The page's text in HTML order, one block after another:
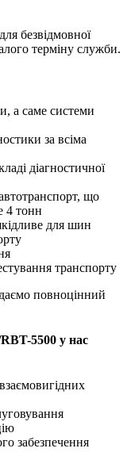
безвідмовної
терміну служби.
а саме системи
за всіма
діагностичної
що
4 тонн
для шин
транспорту
повноцінний
5500 у нас
забезпечення